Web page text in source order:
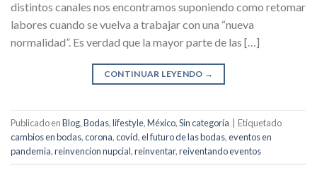
distintos canales nos encontramos suponiendo como retomar
labores cuando se vuelva a trabajar con una “nueva
normalidad”. Es verdad que la mayor parte de las […]
CONTINUAR LEYENDO →
Publicado enBlog,Bodas,lifestyle,México,Sin categoría
Etiquetado
cambios en bodas,corona,covid,el futuro de las bodas,eventos en
pandemia,reinvencion nupcial,reinventar,reiventando eventos